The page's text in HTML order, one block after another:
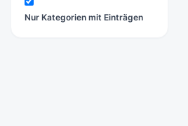
Nur Kategorien mit Einträgen